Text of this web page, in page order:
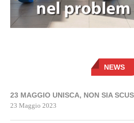
NEWS
23 MAGGIO UNISCA, NON SIA
23 Maggio 2023